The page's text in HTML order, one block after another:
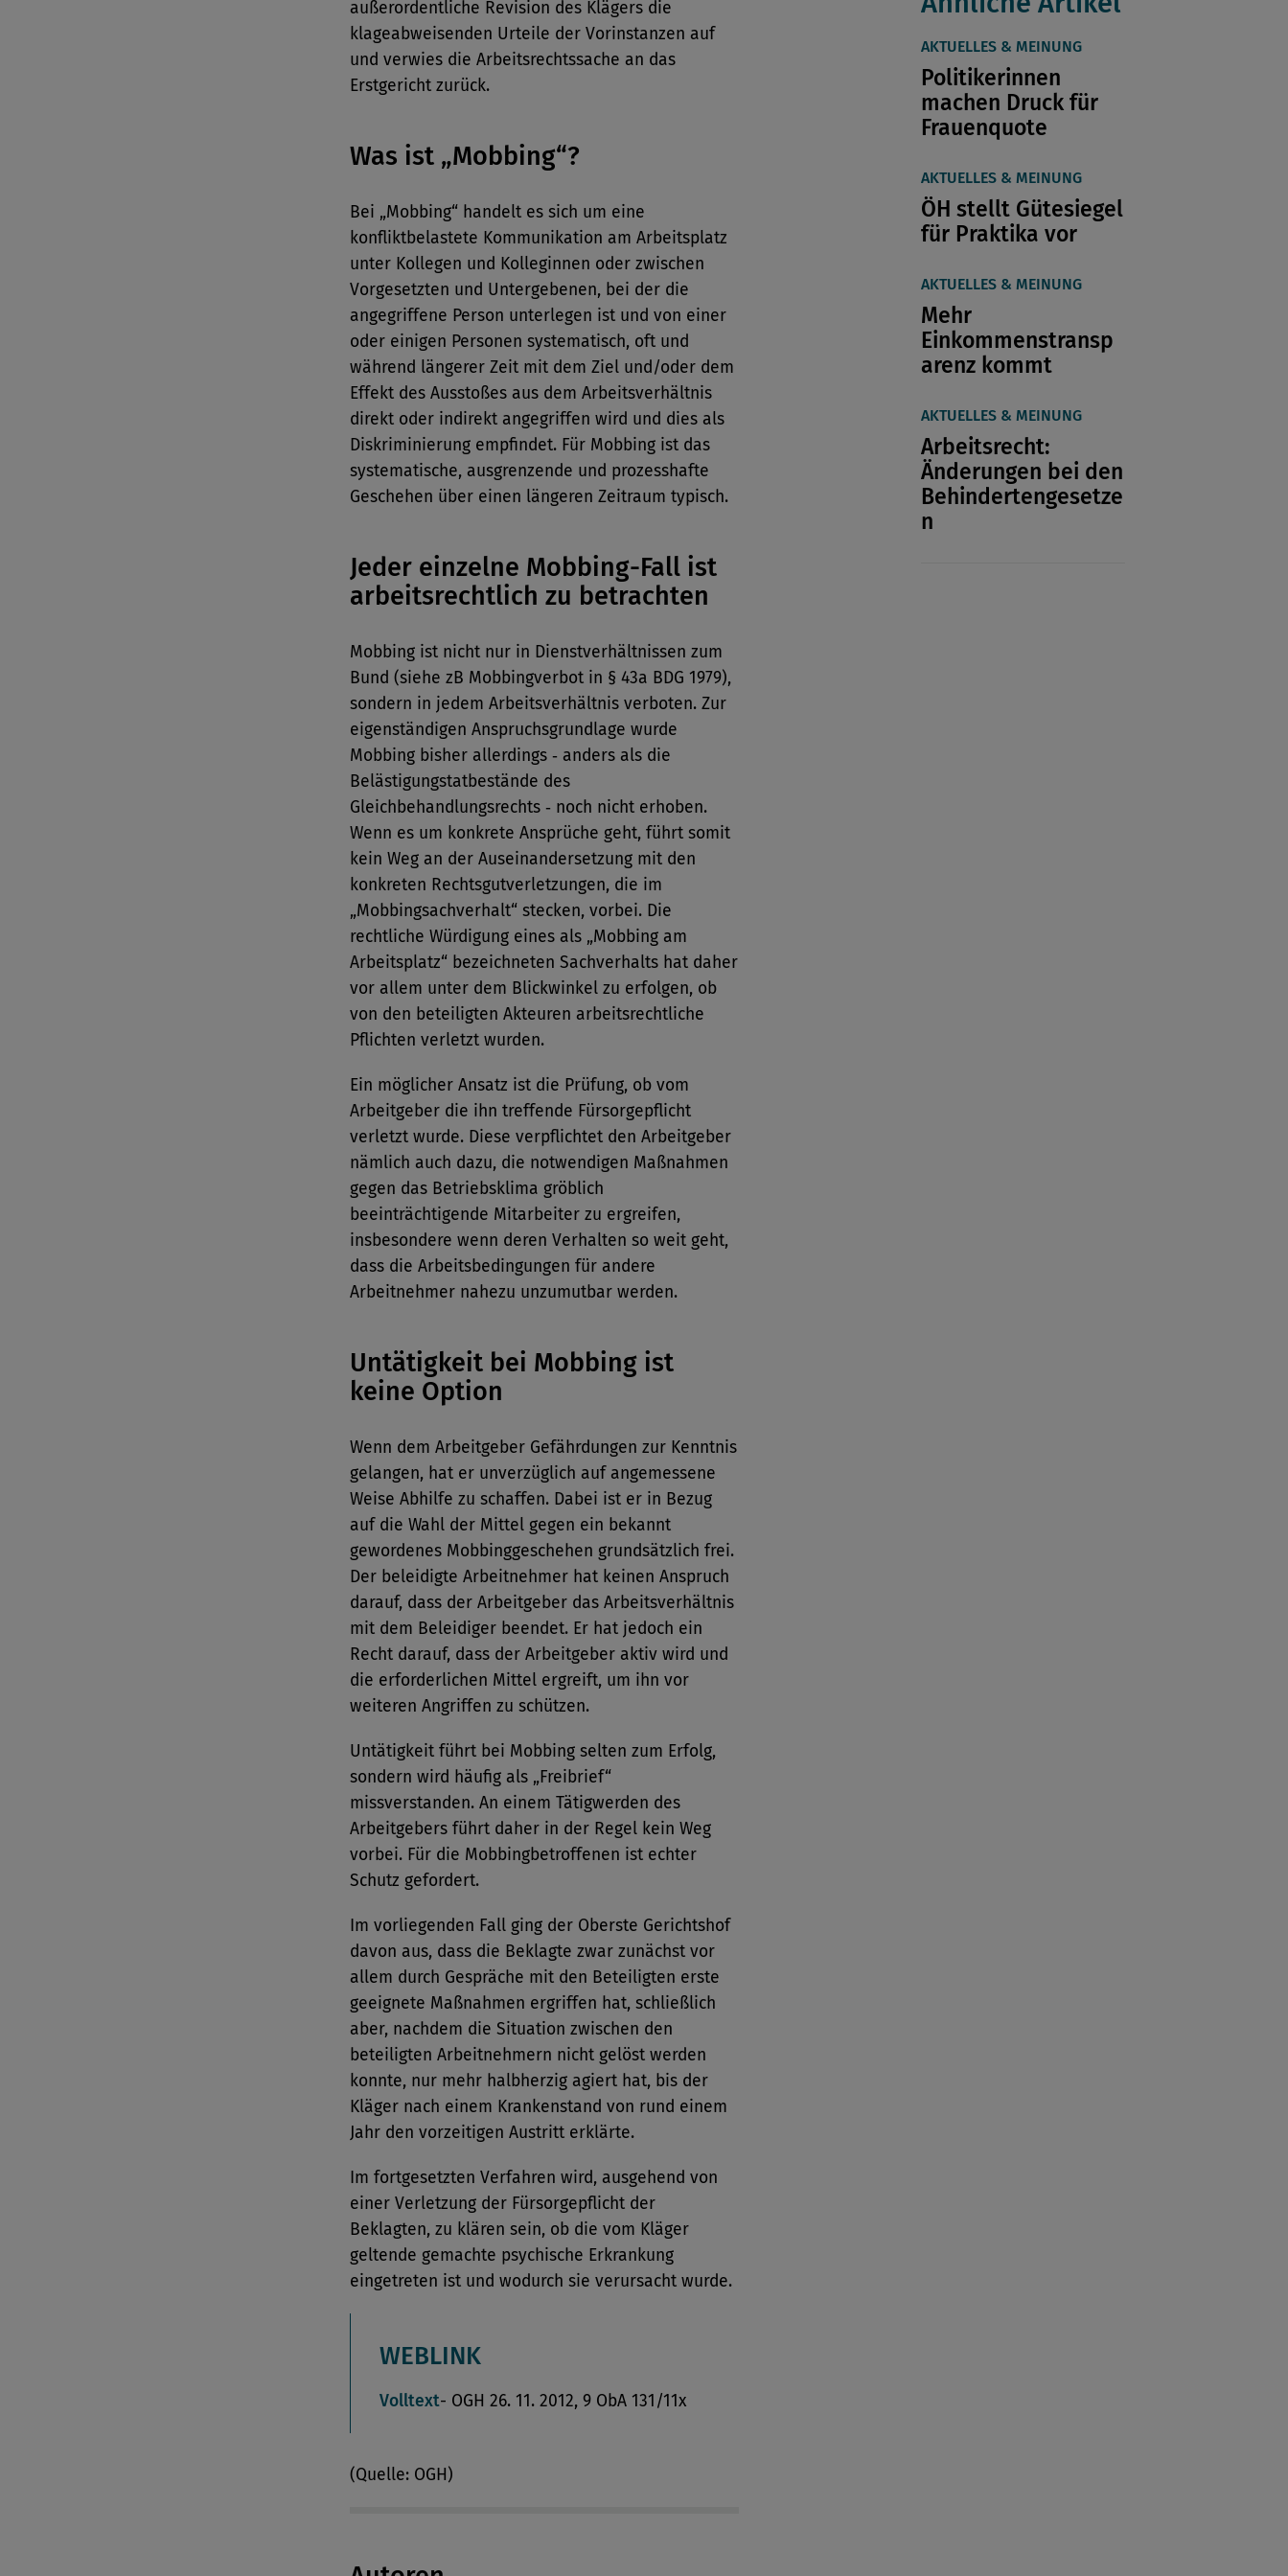
außerordentliche Revision des Klägers die
klageabweisenden Urteile der Vorinstanzen auf
und verwies die Arbeitsrechtssache an das
Erstgericht zurück.
Was ist „Mobbing“?
Bei „Mobbing“ handelt es sich um eine
konfliktbelastete Kommunikation am Arbeitsplatz
unter Kollegen und Kolleginnen oder zwischen
Vorgesetzten und Untergebenen, bei der die
angegriffene Person unterlegen ist und von einer
oder einigen Personen systematisch, oft und
während längerer Zeit mit dem Ziel und/oder dem
Effekt des Ausstoßes aus dem Arbeitsverhältnis
direkt oder indirekt angegriffen wird und dies als
Diskriminierung empfindet. Für Mobbing ist das
systematische, ausgrenzende und prozesshafte
Geschehen über einen längeren Zeitraum typisch.
Jeder einzelne Mobbing-Fall ist
arbeitsrechtlich zu betrachten
Mobbing ist nicht nur in Dienstverhältnissen zum
Bund (siehe zB Mobbingverbot in § 43a BDG 1979),
sondern in jedem Arbeitsverhältnis verboten. Zur
eigenständigen Anspruchsgrundlage wurde
Mobbing bisher allerdings ‑ anders als die
Belästigungstatbestände des
Gleichbehandlungsrechts ‑ noch nicht erhoben.
Wenn es um konkrete Ansprüche geht, führt somit
kein Weg an der Auseinandersetzung mit den
konkreten Rechtsgutverletzungen, die im
„Mobbingsachverhalt“ stecken, vorbei. Die
rechtliche Würdigung eines als „Mobbing am
Arbeitsplatz“ bezeichneten Sachverhalts hat daher
vor allem unter dem Blickwinkel zu erfolgen, ob
von den beteiligten Akteuren arbeitsrechtliche
Pflichten verletzt wurden.
Ein möglicher Ansatz ist die Prüfung, ob vom
Arbeitgeber die ihn treffende Fürsorgepflicht
verletzt wurde. Diese verpflichtet den Arbeitgeber
nämlich auch dazu, die notwendigen Maßnahmen
gegen das Betriebsklima gröblich
beeinträchtigende Mitarbeiter zu ergreifen,
insbesondere wenn deren Verhalten so weit geht,
dass die Arbeitsbedingungen für andere
Arbeitnehmer nahezu unzumutbar werden.
Untätigkeit bei Mobbing ist
keine Option
Wenn dem Arbeitgeber Gefährdungen zur Kenntnis
gelangen, hat er unverzüglich auf angemessene
Weise Abhilfe zu schaffen. Dabei ist er in Bezug
auf die Wahl der Mittel gegen ein bekannt
gewordenes Mobbinggeschehen grundsätzlich frei.
Der beleidigte Arbeitnehmer hat keinen Anspruch
darauf, dass der Arbeitgeber das Arbeitsverhältnis
mit dem Beleidiger beendet. Er hat jedoch ein
Recht darauf, dass der Arbeitgeber aktiv wird und
die erforderlichen Mittel ergreift, um ihn vor
weiteren Angriffen zu schützen.
Untätigkeit führt bei Mobbing selten zum Erfolg,
sondern wird häufig als „Freibrief“
missverstanden. An einem Tätigwerden des
Arbeitgebers führt daher in der Regel kein Weg
vorbei. Für die Mobbingbetroffenen ist echter
Schutz gefordert.
Im vorliegenden Fall ging der Oberste Gerichtshof
davon aus, dass die Beklagte zwar zunächst vor
allem durch Gespräche mit den Beteiligten erste
geeignete Maßnahmen ergriffen hat, schließlich
aber, nachdem die Situation zwischen den
beteiligten Arbeitnehmern nicht gelöst werden
konnte, nur mehr halbherzig agiert hat, bis der
Kläger nach einem Krankenstand von rund einem
Jahr den vorzeitigen Austritt erklärte.
Im fortgesetzten Verfahren wird, ausgehend von
einer Verletzung der Fürsorgepflicht der
Beklagten, zu klären sein, ob die vom Kläger
geltende gemachte psychische Erkrankung
eingetreten ist und wodurch sie verursacht wurde.
WEBLINK
Volltext- OGH 26. 11. 2012, 9 ObA 131/11x
(Quelle: OGH)
AKTUELLES & MEINUNG
Politikerinnen
machen Druck für
Frauenquote
AKTUELLES & MEINUNG
ÖH stellt Gütesiegel
für Praktika vor
AKTUELLES & MEINUNG
Mehr
Einkommenstransp
arenz kommt
AKTUELLES & MEINUNG
Arbeitsrecht:
Änderungen bei den
Behindertengesetze
n